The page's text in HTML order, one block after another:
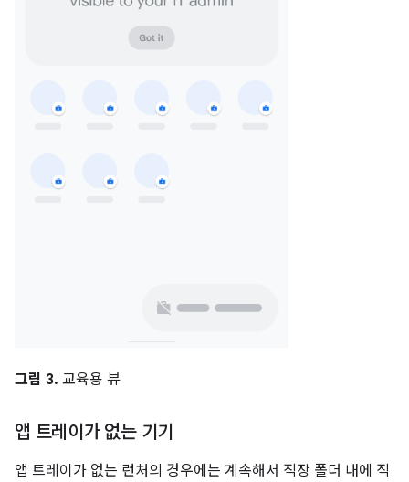
그림 3. 교육용 뷰
앱 트레이가 없는 기기
앱 트레이가 없는 런처의 경우에는 계속해서 직장 폴더 내에 직